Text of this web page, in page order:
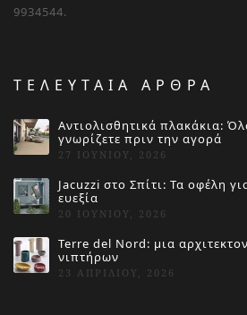
9934544.
ΤΕΛΕΥΤΑΙΑ ΑΡΘΡΑ
Αντιολισθητικά πλακάκια:
γνωρίζετε πριν την αγορά
27 ΙΟΥΝΊΟΥ, 2026
Jacuzzi στο Σπίτι: Τα οφέλη
ευεξία
20 ΙΟΥΝΊΟΥ, 2026
Terre del Nord: μια
νιπτήρων
23 ΑΠΡΙΛΊΟΥ, 2026